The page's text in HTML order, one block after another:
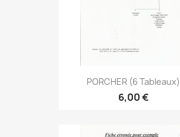
PORCHER (6 Tableaux)
6,00 €